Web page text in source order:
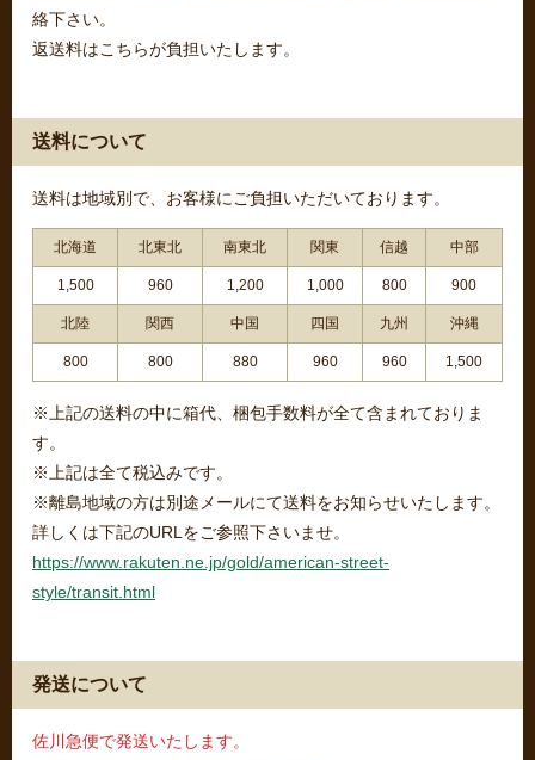
絡下さい。
返送料はこちらが負担いたします。
送料について
送料は地域別で、お客様にご負担いただいております。
北海道 北東北 南東北 関東 信越 中部
1,500 960 1,200 1,000 800 900
北陸 関西 中国 四国 九州 沖縄
800 800 880 960 960 1,500
※上記の送料の中に箱代、梱包手数料が全て含まれておりま
す。
※上記は全て税込みです。
※離島地域の方は別途メールにて送料をお知らせいたします。
詳しくは下記のURLをご参照下さいませ。
https://www.rakuten.ne.jp/gold/american-street-
style/transit.html
発送について
佐川急便で発送いたします。